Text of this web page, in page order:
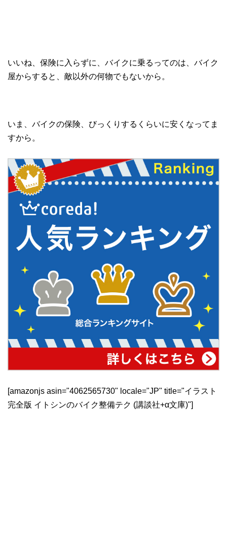
いいね、保険に入らずに、バイクに乗るってのは、バイク
屋からすると、敵以外の何物でもないから。
いま、バイクの保険、びっくりするくらいに安くなってま
すから。
[amazonjs asin="4062565730" locale="JP" title="イラスト
完全版 イトシンのバイク整備テク (講談社+α文庫)"]